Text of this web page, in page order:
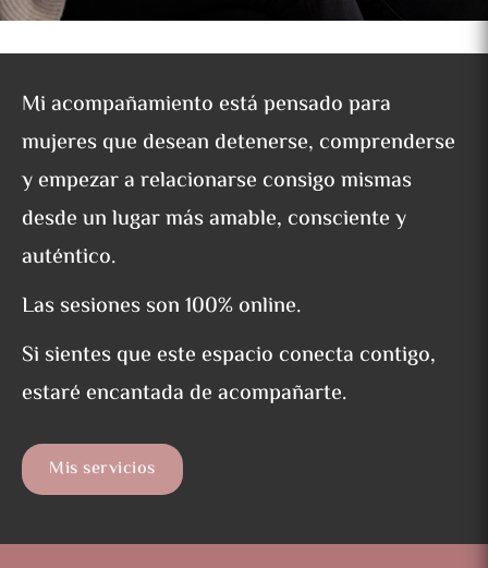
Nuevo empleado
Continuar
Mi acompañamiento está pensado para
mujeres que desean detenerse, comprenderse
y empezar a relacionarse consigo mismas
desde un lugar más amable, consciente y
auténtico.
Las sesiones son 100% online.
Si sientes que este espacio conecta contigo,
estaré encantada de acompañarte.
Mis servicios